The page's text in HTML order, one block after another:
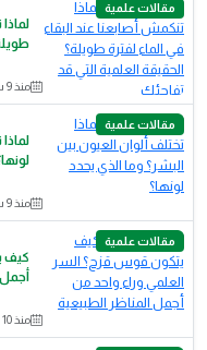
مقالات علمية
منذ 9 ساعات
مقالات علمية
منذ 9 ساعات
مقالات علمية
كيف
أجمل
منذ 10 ساعات